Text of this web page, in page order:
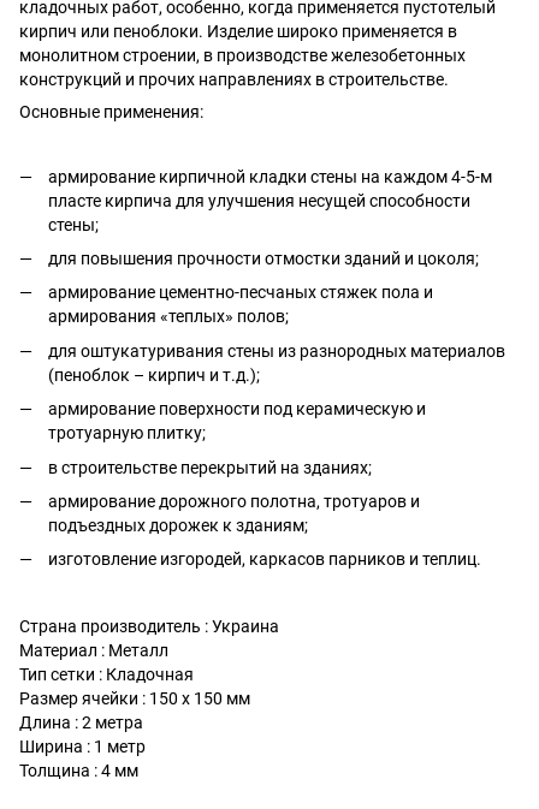
кладочных работ, особенно, когда применяется пустотелый
кирпич или пеноблоки. Изделие широко применяется в
монолитном строении, в производстве железобетонных
конструкций и прочих направлениях в строительстве.
Основные применения:
армирование кирпичной кладки стены на каждом 4-5-м
пласте кирпича для улучшения несущей способности
стены;
для повышения прочности отмостки зданий и цоколя;
армирование цементно-песчаных стяжек пола и
армирования «теплых» полов;
для оштукатуривания стены из разнородных материалов
(пеноблок – кирпич и т.д.);
армирование поверхности под керамическую и
тротуарную плитку;
в строительстве перекрытий на зданиях;
армирование дорожного полотна, тротуаров и
подъездных дорожек к зданиям;
изготовление изгородей, каркасов парников и теплиц.
Страна производитель : Украина
Материал : Металл
Тип сетки : Кладочная
Размер ячейки : 150 х 150 мм
Длина : 2 метра
Ширина : 1 метр
Толщина : 4 мм